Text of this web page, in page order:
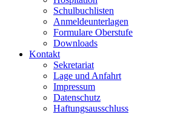
Schulbuchlisten
Anmeldeunterlagen
Formulare Oberstufe
Downloads
Kontakt
Sekretariat
Lage und Anfahrt
Impressum
Datenschutz
Haftungsausschluss